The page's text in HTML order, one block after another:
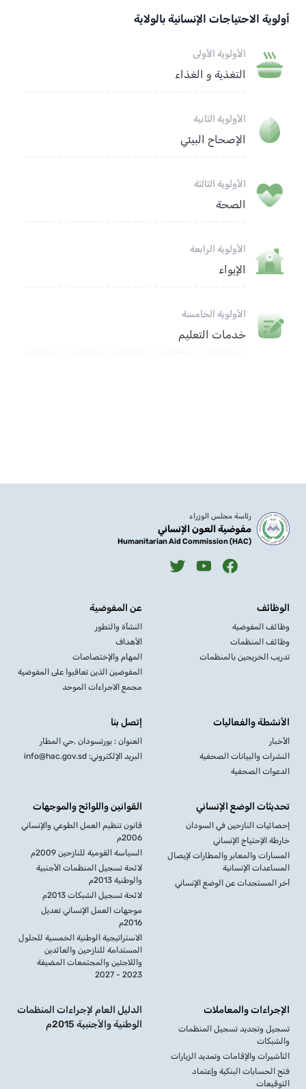
أولوية الاحتياجات الإنسانية بالولاية
الأولوية الأولى
التغذية و الغذاء
الأولوية الثانية
الإصحاح البيئي
الأولوية الثالثة
الصحة
الأولوية الرابعة
الإيواء
الأولوية الخامسة
خدمات التعليم
رئاسة مجلس الوزراء
مفوضية العون الإنساني
Humanitarian Aid Commission (HAC)
الوظائف
وظائف المفوضية
وظائف المنظمات
تدريب الخريجين بالمنظمات
عن المفوضية
النشأة والتطور
الأهداف
المهام والإختصاصات
المفوضين الذين تعاقبوا على المفوضية
مجمع الاجراءات الموحد
الأنشطة والفعاليات
الأخبار
النشرات والبيانات الصحفية
الدعوات الصحفية
إتصل بنا
العنوان : بورتسودان ,حي المطار
البريد الإلكتروني: info@hac.gov.sd
تحديثات الوضع الإنساني
إحصائيات النازحين في السودان
خارطة الإحتياج الإنساني
المسارات والمعابر والمطارات لإيصال
المساعدات الإنسانية
أخر المستجدات عن الوضع الإنساني
القوانين واللوائح والموجهات
قانون تنظيم العمل الطوعي والإنساني
2006م
السياسة القومية للنازحين 2009م
لائحة تسجيل المنظمات الأجنبية
والوطنية 2013م
لائحة تسجيل الشبكات 2013م
موجهات العمل الإنساني تعديل
2016م
الاستراتيجية الوطنية الخمسية للحلول
المستدامة للنازحين والعائدين
واللاجئين والمجتمعات المضيفة
2023 - 2027
الإجراءات والمعاملات
تسجيل وتجديد تسجيل المنظمات
والشبكات
التأشيرات والإقامات وتمديد الزيارات
فتح الحسابات البنكية وإعتماد
التوقيعات
الدليل العام لإجراءات المنظمات
الوطنية والأجنبية 2015م